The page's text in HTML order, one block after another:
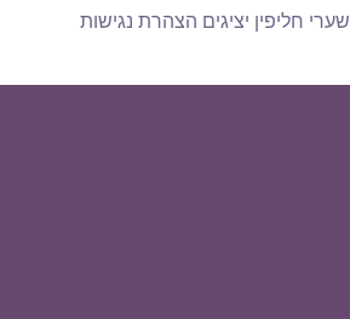
שערי חליפין יציגים הצהרת נגישות